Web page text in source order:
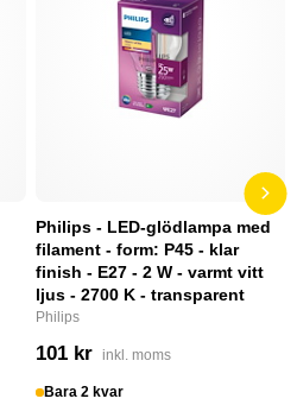
Philips - LED-glödlampa med
filament - form: P45 - klar
finish - E27 - 2 W - varmt vitt
ljus - 2700 K - transparent
Philips
101 kr inkl. moms
Bara 2 kvar